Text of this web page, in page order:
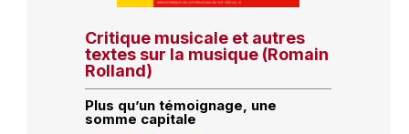
Critique musicale et autres
textes sur la musique (Romain
Rolland)
Plus qu’un témoignage, une
somme capitale